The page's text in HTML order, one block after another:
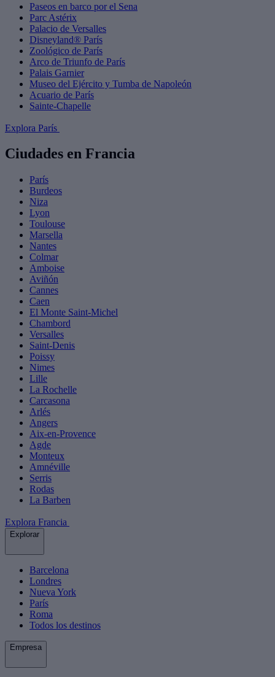
Paseos en barco por el Sena
Parc Astérix
Palacio de Versalles
Disneyland® París
Zoológico de París
Arco de Triunfo de París
Palais Garnier
Museo del Ejército y Tumba de Napoleón
Acuario de París
Sainte-Chapelle
Explora París
Ciudades en Francia
París
Burdeos
Niza
Lyon
Toulouse
Marsella
Nantes
Colmar
Amboise
Aviñón
Cannes
Caen
El Monte Saint-Michel
Chambord
Versalles
Saint-Denis
Poissy
Nimes
Lille
La Rochelle
Carcasona
Arlés
Angers
Aix-en-Provence
Agde
Monteux
Amnéville
Serris
Rodas
La Barben
Explora Francia
Explorar
Barcelona
Londres
Nueva York
París
Roma
Todos los destinos
Empresa